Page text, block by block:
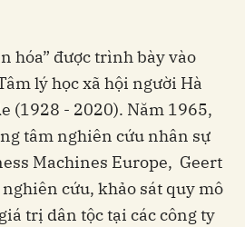
hóa” được trình bày vào
lý học xã hội người Hà
(1928 - 2020). Năm 1965,
tâm nghiên cứu nhân sự
Machines Europe, Geert
cứu, khảo sát quy mô
trị dân tộc tại các công ty